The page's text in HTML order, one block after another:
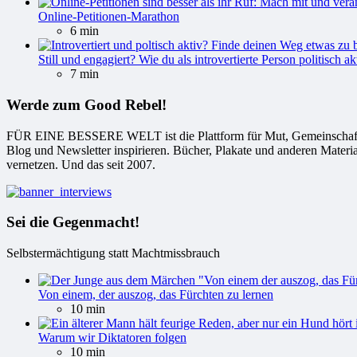
Online-Petitionen-Marathon
6 min
Still und engagiert? Wie du als introvertierte Person politisch
7 min
Werde zum Good Rebel!
FÜR EINE BESSERE WELT ist die Plattform für Mut,
Blog und Newsletter inspirieren. Bücher, Plakate und anderen
vernetzen. Und das seit 2007.
Sei die Gegenmacht!
Selbstermächtigung statt Machtmissbrauch
Von einem, der auszog, das Fürchten zu lernen
10 min
Warum wir Diktatoren folgen
10 min